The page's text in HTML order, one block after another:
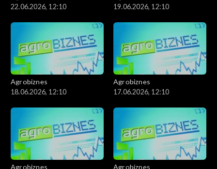
22.06.2026, 12:10
19.06.2026, 12:10
Agrobiznes
18.06.2026, 12:10
Agrobiznes
17.06.2026, 12:10
Agrobiznes Agrobiznes